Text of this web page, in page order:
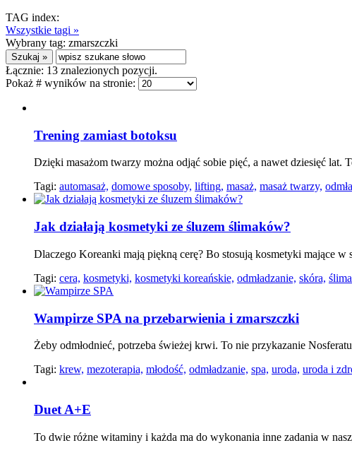
TAG index:
Wszystkie tagi »
Wybrany tag: zmarszczki
Łącznie: 13 znalezionych pozycji.
Pokaż # wyników na stronie:
Trening zamiast botoksu
Dzięki masażom twarzy można odjąć sobie pięć, a nawet dziesięć
Tagi: automasaż, domowe sposoby, lifting, masaż, masaż twarzy,
Jak działają kosmetyki ze śluzem ślimaków?
Dlaczego Koreanki mają piękną cerę? Bo stosują kosmetyki mające w
Tagi: cera, kosmetyki, kosmetyki koreańskie, odmładzanie, skóra,
Wampirze SPA na przebarwienia i zmarszczki
Żeby odmłodnieć, potrzeba świeżej krwi. To nie przykazanie
Tagi: krew, mezoterapia, młodość, odmładzanie, spa, uroda, uroda i
Duet A+E
To dwie różne witaminy i każda ma do wykonania inne zadania w